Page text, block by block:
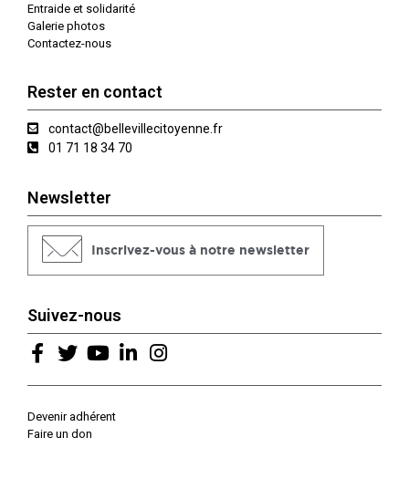
Entraide et solidarité
Galerie photos
Contactez-nous
Rester en contact
contact@bellevillecitoyenne.fr
01 71 18 34 70
Newsletter
Inscrivez-vous à notre newsletter
Suivez-nous
Devenir adhérent
Faire un don